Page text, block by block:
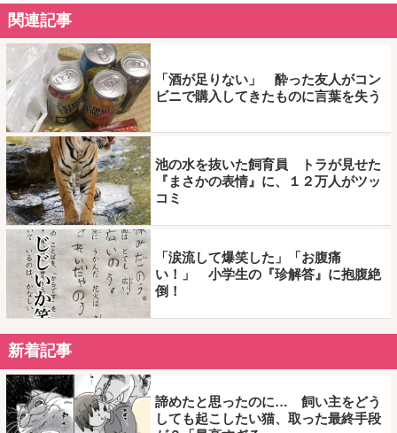
関連記事
「酒が足りない」 酔った友人がコン
ビニで購入してきたものに言葉を失う
池の水を抜いた飼育員 トラが見せた
『まさかの表情』に、１２万人がツッ
コミ
「涙流して爆笑した」「お腹痛
い！」 小学生の『珍解答』に抱腹絶
倒！
新着記事
諦めたと思ったのに… 飼い主をどう
しても起こしたい猫、取った最終手段